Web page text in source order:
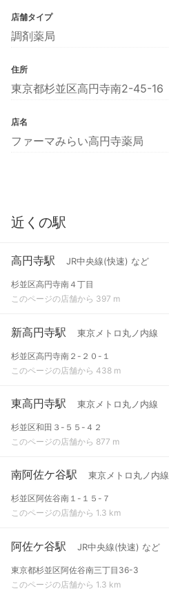
店舗タイプ
調剤薬局
住所
東京都杉並区高円寺南2-45-16
店名
ファーマみらい高円寺薬局
近くの駅
高円寺駅 JR中央線(快速) など
杉並区高円寺南４丁目
このページの店舗から 397 m
新高円寺駅 東京メトロ丸ノ内線
杉並区高円寺南２-２０-１
このページの店舗から 438 m
東高円寺駅 東京メトロ丸ノ内線
杉並区和田３-５５-４２
このページの店舗から 877 m
南阿佐ケ谷駅 東京メトロ丸ノ内線
杉並区阿佐谷南１-１５-７
このページの店舗から 1.3 km
阿佐ケ谷駅 JR中央線(快速) など
東京都杉並区阿佐谷南三丁目36-3
このページの店舗から 1.3 km